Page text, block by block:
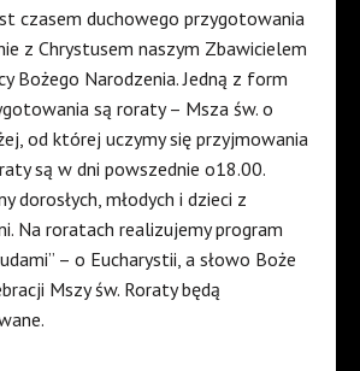
czasem duchowego przygotowania
z Chrystusem naszym Zbawicielem
Bożego Narodzenia. Jedną z form
są roraty – Msza św. o
od której uczymy się przyjmowania
są w dni powszednie o18.00.
dorosłych, młodych i dzieci z
Na roratach realizujemy program
– o Eucharystii, a słowo Boże
Mszy św. Roraty będą